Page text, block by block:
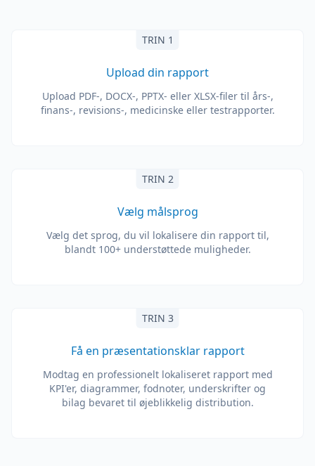
TRIN 1
Upload din rapport
Upload PDF-, DOCX-, PPTX- eller XLSX-filer til års-,
finans-, revisions-, medicinske eller testrapporter.
TRIN 2
Vælg målsprog
Vælg det sprog, du vil lokalisere din rapport til,
blandt 100+ understøttede muligheder.
TRIN 3
Få en præsentationsklar rapport
Modtag en professionelt lokaliseret rapport med
KPI'er, diagrammer, fodnoter, underskrifter og
bilag bevaret til øjeblikkelig distribution.